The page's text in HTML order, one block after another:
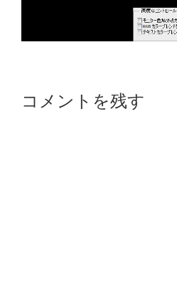
Reader
コメントを残す